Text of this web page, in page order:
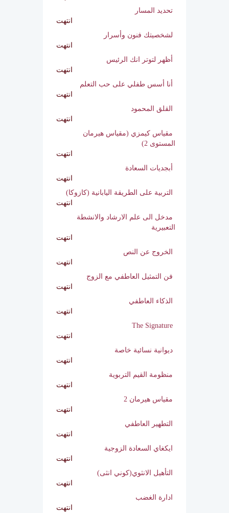
من كل بستان زهره
انتهت
تحديد المسار
انتهت
لشخصيتك فنون وأسرار
انتهت
أظهر لتوتر انك الرئيس
انتهت
أنا أسس طفلي على حب التعلم
انتهت
القلق المحمود
المستوى 2)
انتهت
أبجديات السعادة
انتهت
التربية على الطريقة اليابانية (كازوكا)
التعبيرية
انتهت
الخروج عن النص
انتهت
فن التمثيل العاطفي مع الزوج
انتهت
الذكاء العاطفي
انتهت
The Signature
انتهت
ديوانية نسائية خاصة
انتهت
منظومة القيم التربوية
انتهت
مقياس هيرمان 2
انتهت
التطهير العاطفي
انتهت
ايكغاي السعادة الزوجية
انتهت
التأهيل الانثوي(كوني انثى)
انتهت